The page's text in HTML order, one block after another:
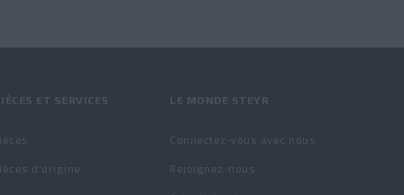
ET SERVICES
d'origine
LE MONDE STEYR
Connectez-vous avec nous
Rejoignez-nous